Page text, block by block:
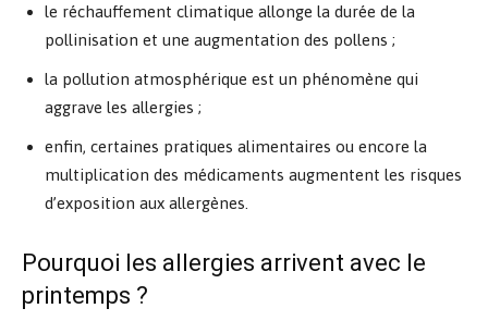
le réchauffement climatique allonge la durée de la
pollinisation et une augmentation des pollens ;
la pollution atmosphérique est un phénomène qui
aggrave les allergies ;
enfin, certaines pratiques alimentaires ou encore la
multiplication des médicaments augmentent les risques
d’exposition aux allergènes.
Pourquoi les allergies arrivent avec le
printemps ?